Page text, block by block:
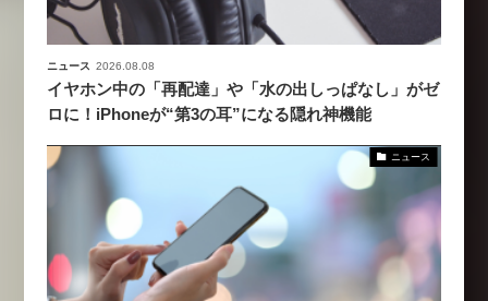
ニュース 2026.08.08
イヤホン中の「再配達」や「水の出しっぱなし」がゼ
ロに！iPhoneが“第3の耳”になる隠れ神機能
ニュース